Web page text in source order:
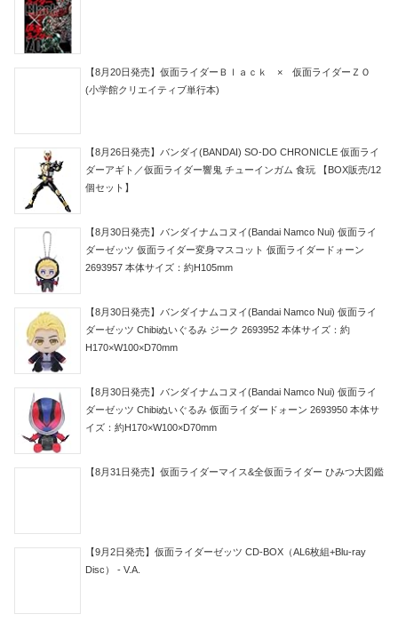
【8月20日発売】仮面ライダーＢｌａｃｋ × 仮面ライダーＺＯ
(小学館クリエイティブ単行本)
【8月26日発売】バンダイ(BANDAI) SO-DO CHRONICLE 仮面ライ
ダーアギト／仮面ライダー響鬼 チューインガム 食玩 【BOX販売/12
個セット】
【8月30日発売】バンダイナムコヌイ(Bandai Namco Nui) 仮面ライ
ダーゼッツ 仮面ライダー変身マスコット 仮面ライダードォーン
2693957 本体サイズ：約H105mm
【8月30日発売】バンダイナムコヌイ(Bandai Namco Nui) 仮面ライ
ダーゼッツ Chibiぬいぐるみ ジーク 2693952 本体サイズ：約
H170×W100×D70mm
【8月30日発売】バンダイナムコヌイ(Bandai Namco Nui) 仮面ライ
ダーゼッツ Chibiぬいぐるみ 仮面ライダードォーン 2693950 本体サ
イズ：約H170×W100×D70mm
【8月31日発売】仮面ライダーマイス&全仮面ライダー ひみつ大図鑑
【9月2日発売】仮面ライダーゼッツ CD-BOX（AL6枚組+Blu-ray
Disc） - V.A.